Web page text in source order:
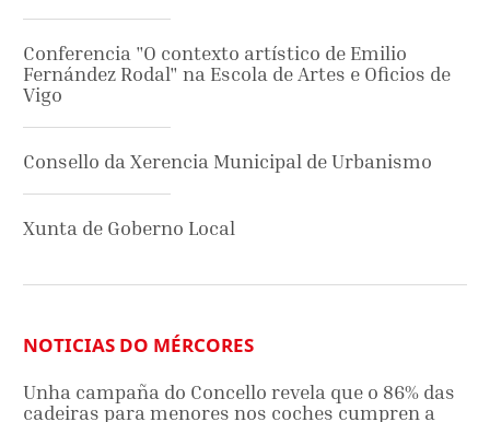
Conferencia "O contexto artístico de Emilio
Fernández Rodal" na Escola de Artes e Oficios de
Vigo
Consello da Xerencia Municipal de Urbanismo
Xunta de Goberno Local
NOTICIAS DO MÉRCORES
Unha campaña do Concello revela que o 86% das
cadeiras para menores nos coches cumpren a